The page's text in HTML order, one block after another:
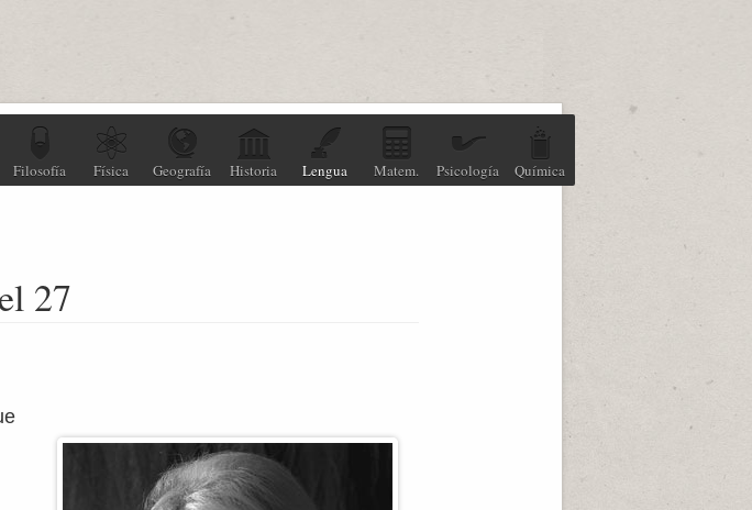
Filosofía Física Geografía Historia Lengua Matem. Psicología Química
27